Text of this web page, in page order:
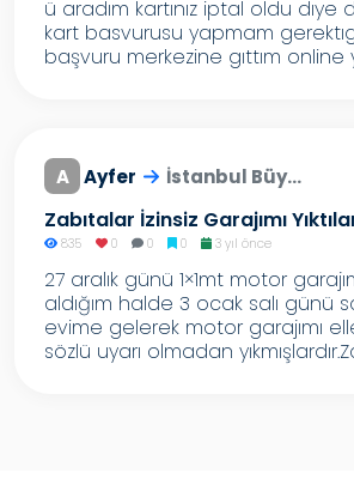
ü aradım kartınız iptal oldu dıye
kart basvurusu yapmam
başvuru merkezine gıttım online
A Ayfer İstanbul Büy...
Zabıtalar İzinsiz Garajımı
835 0 0 0 3 yıl önce
27 aralık günü 1×1mt motor
aldığım halde 3 ocak salı günü
evime gelerek motor garajımı
sözlü uyarı olmadan